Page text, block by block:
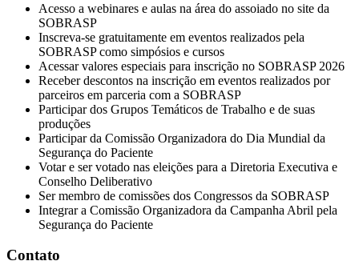
Acesso a webinares e aulas na área do assoiado no site da
SOBRASP
Inscreva-se gratuitamente em eventos realizados pela
SOBRASP como simpósios e cursos
Acessar valores especiais para inscrição no SOBRASP 2026
Receber descontos na inscrição em eventos realizados por
parceiros em parceria com a SOBRASP
Participar dos Grupos Temáticos de Trabalho e de suas
produções
Participar da Comissão Organizadora do Dia Mundial da
Segurança do Paciente
Votar e ser votado nas eleições para a Diretoria Executiva e
Conselho Deliberativo
Ser membro de comissões dos Congressos da SOBRASP
Integrar a Comissão Organizadora da Campanha Abril pela
Segurança do Paciente
Contato